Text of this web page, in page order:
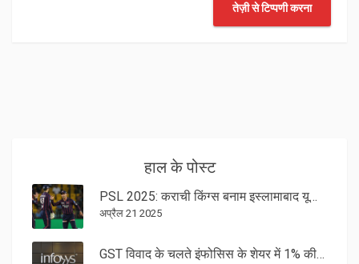
तेज़ी से टिप्पणी करना
हाल के पोस्ट
PSL 2025: कराची किंग्स बनाम इस्लामाबाद यूनाईटेड – लाइव स्ट्रीमिंग, स्क्वॉड, टाइमिंग और रोमांचक भिड़ंत
अप्रैल 21 2025
GST विवाद के चलते इंफोसिस के शेयर में 1% की गिरावट, 32,000 करोड़ के नोटिस का असर